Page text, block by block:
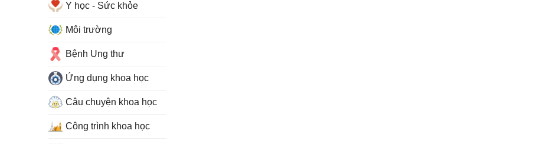
Y học - Sức khỏe
Môi trường
Bệnh Ung thư
Ứng dụng khoa học
Câu chuyện khoa học
Công trình khoa học